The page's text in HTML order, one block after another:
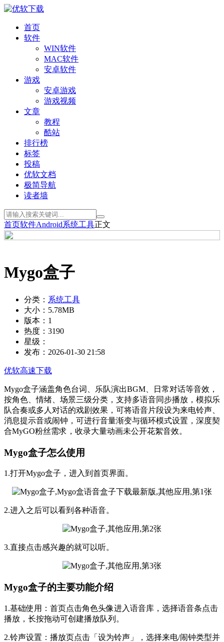
首页
软件
WIN软件
MAC软件
安卓软件
游戏
安卓游戏
游戏视频
文章
教程
酷站
排行榜
标签
投稿
优软文档
极简导航
读者墙
首页软件Android系统工具正文
Mygo盒子
分类： 系统工具
大小： 5.78MB
版本： 1
热度： 3190
星级：
发布： 2026-01-30 21:58
优软高速下载
Mygo盒子涵盖角色台词、乐队演出BGM、日常对话等音效，
按角色、情绪、场景三级分类，支持多语音同步播放，模拟乐
队合奏或多人对话的戏剧效果，可将语音片段设为来电铃声、
消息提示音或闹钟，可进行音量渐变与循环模式设置，深度契
合MyGO粉丝需求，收录大量动画未公开花絮音效。
Mygo盒子怎么使用
1.打开Mygo盒子，进入到首页界面。
2.进入之后可以看到各种语音。
3.直接点击感兴趣的就可以听。
Mygo盒子的主要功能介绍
1.基础使用：首页点击角色头像进入语音库，选择语音条点击
播放，长按拖动可创建播放队列。
2.铃声设置：播放页点击「设为铃声」，选择来电/闹钟类型并